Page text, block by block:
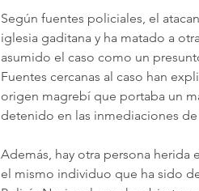
Según fuentes policiales, el
iglesia gaditana y ha matado a
asumido el caso como un
Fuentes cercanas al caso han
origen magrebí que portaba un
detenido en las inmediaciones
Además, hay otra persona
el mismo individuo que ha sido